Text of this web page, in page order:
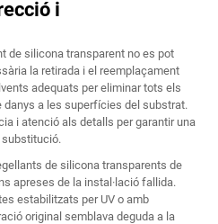
i
de silicona transparent no es pot
la retirada i el reemplaçament
adequats per eliminar tots els
a les superfícies del substrat.
i atenció als detalls per garantir una
substitució.
de silicona transparents de
apreses de la instal·lació fallida.
estabilitzats per UV o amb
original semblava deguda a la